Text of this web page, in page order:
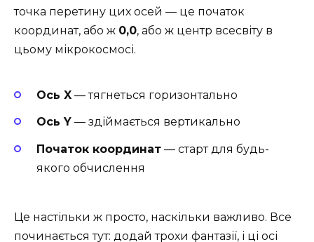
точка перетину цих осей — це початок
координат, або ж 0,0, або ж центр всесвіту в
цьому мікрокосмосі.
Ось X — тягнеться горизонтально
Ось Y — здіймається вертикально
Початок координат — старт для будь-
якого обчислення
Це настільки ж просто, наскільки важливо. Все
починається тут: додай трохи фантазії, і ці осі